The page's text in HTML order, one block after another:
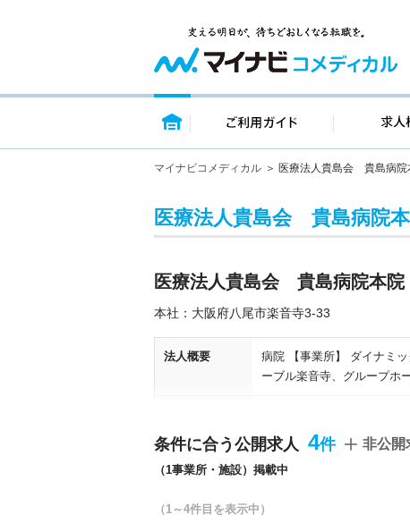
トップページ ご利用ガイド
マイナビコメディカル 医療法人貴島会 貴島病院
医療法人貴島会 貴島病院
医療法人貴島会 貴島病院本院
本社：大阪府八尾市楽音寺3‐33
法人概要
病院 【事業所】 ダイナミ
ーブル楽音寺、グループホ
トで利用者の社会復帰を行
条件に合う公開求人 4
（1事業所・施設）掲載中
非公開
（1～4件目を表示中）